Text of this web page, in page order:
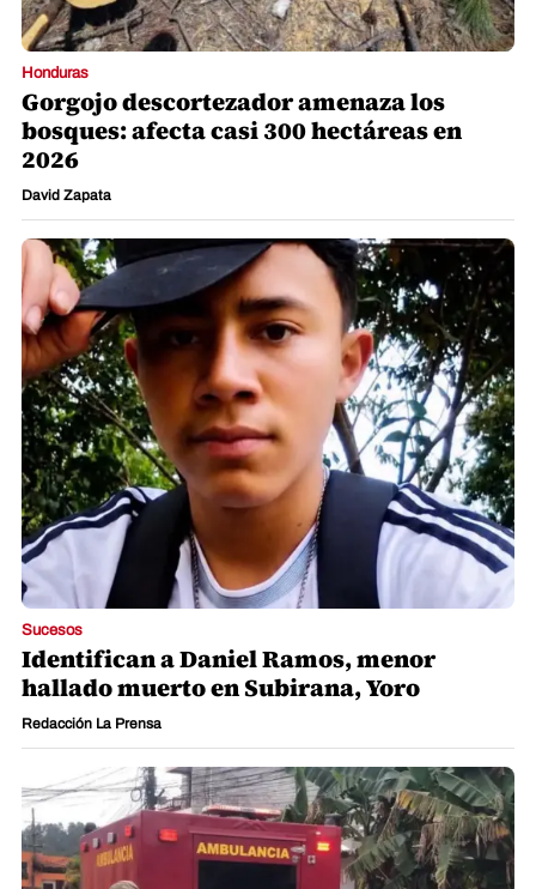
Honduras
Gorgojo descortezador amenaza los
bosques: afecta casi 300 hectáreas en
2026
David Zapata
Sucesos
Identifican a Daniel Ramos, menor
hallado muerto en Subirana, Yoro
Redacción La Prensa